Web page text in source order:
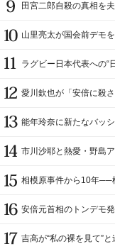
田宮二郎自殺の真相を
山里亮太が国会前デモ
ラグビー日本代表への“
愛川欽也が「安倍に殺
能年玲奈に新たなバッ
市川沙耶と熱愛・野島
相模原事件から10年──
安倍元首相のトンデモ
吉高が“私の裸を見て”と